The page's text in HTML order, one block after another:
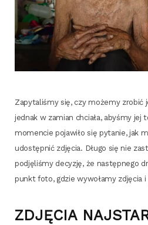
Zapy­ta­li­śmy się, czy może­my zro­bić
jed­nak w zamian chcia­ła, aby­śmy
momen­cie poja­wi­ło się pyta­nie, jak
udo­stęp­nić zdję­cia. Dłu­go się nie
pod­ję­li­śmy decy­zję, że następ­ne­go
punkt foto, gdzie wywo­ła­my zdję­cia
ZDJĘCIA